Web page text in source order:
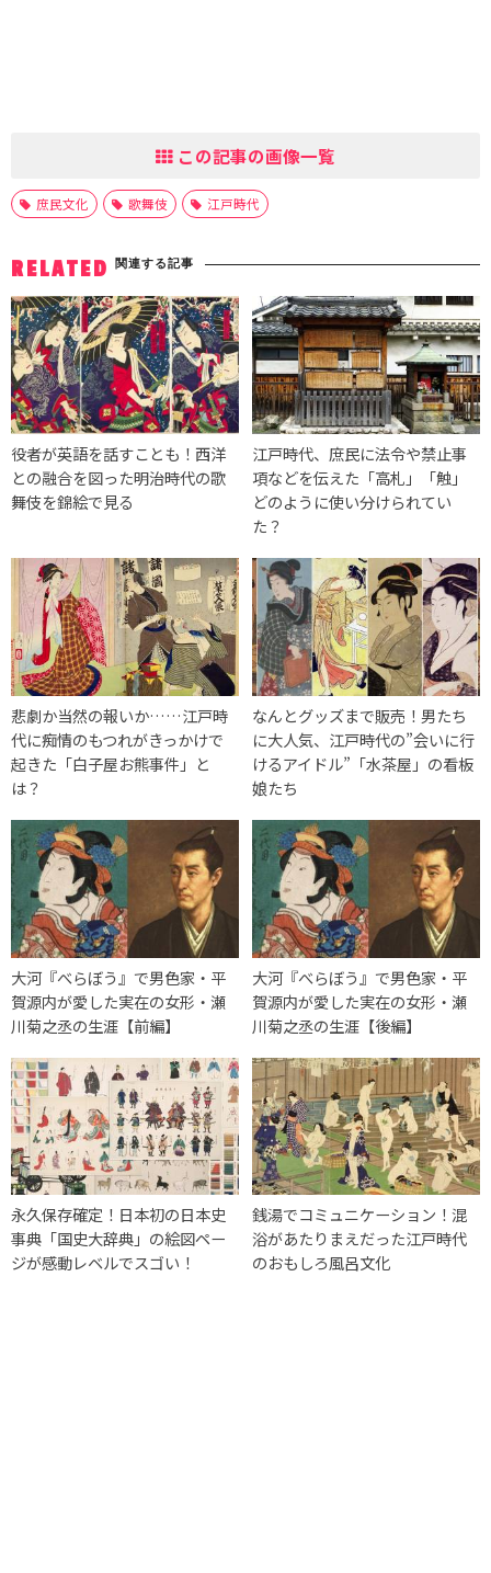
この記事の画像一覧
庶民文化 歌舞伎 江戸時代
RELATED 関連する記事
役者が英語を話すことも！西洋
との融合を図った明治時代の歌
舞伎を錦絵で見る
江戸時代、庶民に法令や禁止事
項などを伝えた「高札」「触」
どのように使い分けられてい
た？
悲劇か当然の報いか……江戸時
代に痴情のもつれがきっかけで
起きた「白子屋お熊事件」と
は？
なんとグッズまで販売！男たち
に大人気、江戸時代の”会いに行
けるアイドル”「水茶屋」の看板
娘たち
大河『べらぼう』で男色家・平
賀源内が愛した実在の女形・瀬
川菊之丞の生涯【前編】
大河『べらぼう』で男色家・平
賀源内が愛した実在の女形・瀬
川菊之丞の生涯【後編】
永久保存確定！日本初の日本史
事典「国史大辞典」の絵図ペー
ジが感動レベルでスゴい！
銭湯でコミュニケーション！混
浴があたりまえだった江戸時代
のおもしろ風呂文化